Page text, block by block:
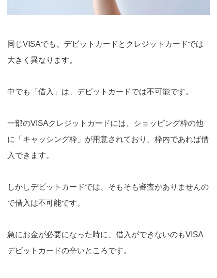
同じVISAでも、デビットカードとクレジットカードでは
大きく異なります。
中でも「借入」は、デビットカードでは不可能です。
一部のVISAクレジットカードには、ショッピング枠の他
に「キャッシング枠」が用意されており、枠内であれば借
入できます。
しかしデビットカードでは、そもそも審査がありませんの
で借入は不可能です。
急にお金が必要になった時に、借入ができないのもVISA
デビットカードの辛いところです。